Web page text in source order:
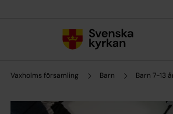
Vaxholms församling Barn Barn 7-13